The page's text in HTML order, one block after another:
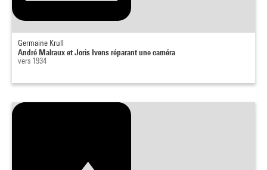
Germaine Krull
André Malraux et Joris Ivens réparant une caméra
vers 1934